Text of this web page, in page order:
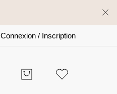
Connexion / Inscription